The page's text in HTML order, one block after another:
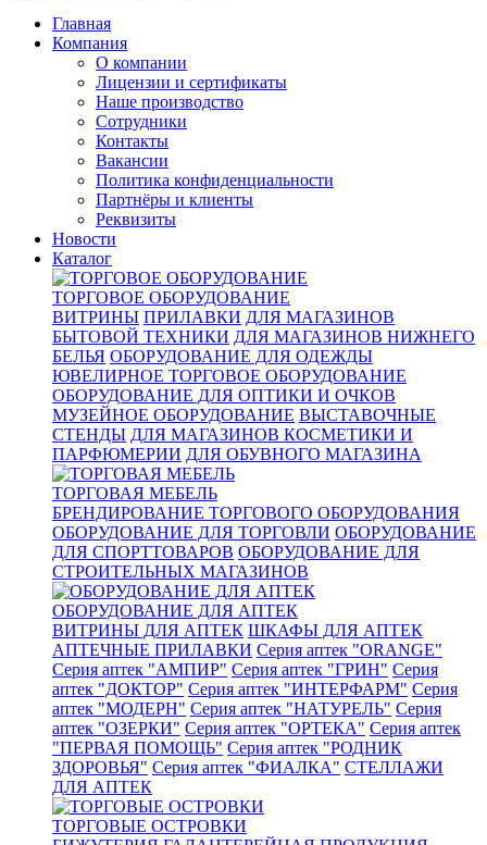
Главная
Компания
О компании
Лицензии и сертификаты
Наше производство
Сотрудники
Контакты
Вакансии
Политика конфиденциальности
Партнёры и клиенты
Реквизиты
Новости
Каталог
ТОРГОВОЕ ОБОРУДОВАНИЕ
ВИТРИНЫ ПРИЛАВКИ ДЛЯ МАГАЗИНОВ
БЫТОВОЙ ТЕХНИКИ ДЛЯ МАГАЗИНОВ НИЖНЕГО
БЕЛЬЯ ОБОРУДОВАНИЕ ДЛЯ ОДЕЖДЫ
ЮВЕЛИРНОЕ ТОРГОВОЕ ОБОРУДОВАНИЕ
ОБОРУДОВАНИЕ ДЛЯ ОПТИКИ И ОЧКОВ
МУЗЕЙНОЕ ОБОРУДОВАНИЕ ВЫСТАВОЧНЫЕ
СТЕНДЫ ДЛЯ МАГАЗИНОВ КОСМЕТИКИ И
ПАРФЮМЕРИИ ДЛЯ ОБУВНОГО МАГАЗИНА
ТОРГОВАЯ МЕБЕЛЬ
БРЕНДИРОВАНИЕ ТОРГОВОГО ОБОРУДОВАНИЯ
ОБОРУДОВАНИЕ ДЛЯ ТОРГОВЛИ ОБОРУДОВАНИЕ
ДЛЯ СПОРТТОВАРОВ ОБОРУДОВАНИЕ ДЛЯ
СТРОИТЕЛЬНЫХ МАГАЗИНОВ
ОБОРУДОВАНИЕ ДЛЯ АПТЕК
ВИТРИНЫ ДЛЯ АПТЕК ШКАФЫ ДЛЯ АПТЕК
АПТЕЧНЫЕ ПРИЛАВКИ Серия аптек "ORANGE"
Серия аптек "АМПИР" Серия аптек "ГРИН" Серия
аптек "ДОКТОР" Серия аптек "ИНТЕРФАРМ" Серия
аптек "МОДЕРН" Серия аптек "НАТУРЕЛЬ" Серия
аптек "ОЗЕРКИ" Серия аптек "ОРТЕКА" Серия аптек
"ПЕРВАЯ ПОМОЩЬ" Серия аптек "РОДНИК
ЗДОРОВЬЯ" Серия аптек "ФИАЛКА" СТЕЛЛАЖИ
ДЛЯ АПТЕК
ТОРГОВЫЕ ОСТРОВКИ